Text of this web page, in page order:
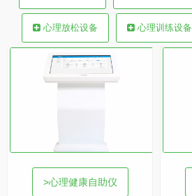
心理放松设备 心理训练设备
>心理健康自助仪